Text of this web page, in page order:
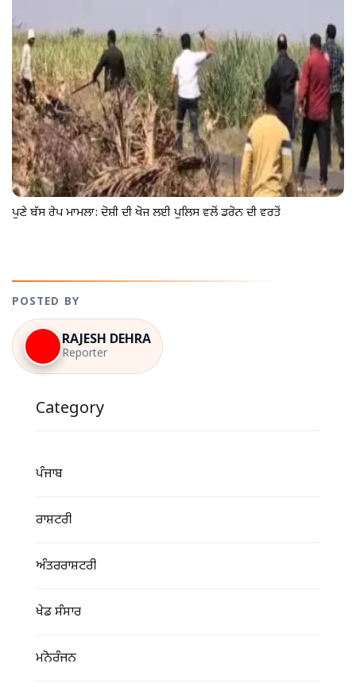
ਪੁਣੇ ਬੱਸ ਰੇਪ ਮਾਮਲਾ: ਦੋਸ਼ੀ ਦੀ ਖੋਜ ਲਈ ਪੁਲਿਸ ਵਲੋਂ ਡਰੋਨ ਦੀ ਵਰਤੋਂ
POSTED BY
RAJESH DEHRA
Reporter
Category
ਪੰਜਾਬ
ਰਾਸ਼ਟਰੀ
ਅੰਤਰਰਾਸ਼ਟਰੀ
ਖੇਡ ਸੰਸਾਰ
ਮਨੋਰੰਜਨ